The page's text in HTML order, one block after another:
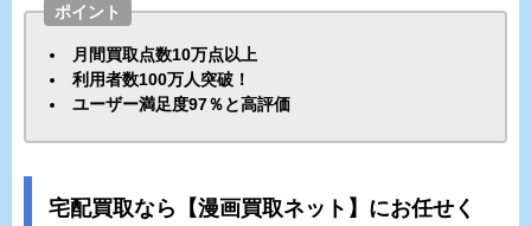
ポイント
月間買取点数10万点以上
利用者数100万人突破！
ユーザー満足度97％と高評価
宅配買取なら【漫画買取ネット】にお任せく